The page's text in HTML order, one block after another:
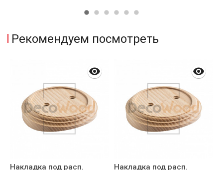
Рекомендуем посмотреть
Накладка под расп.
Накладка под расп.